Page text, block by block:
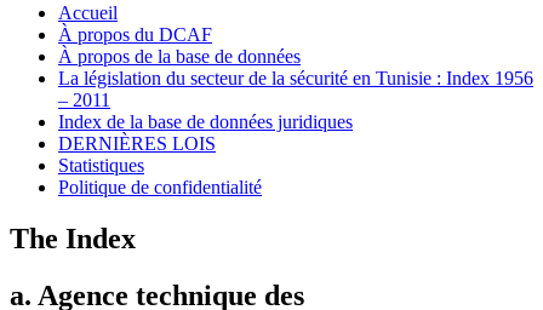
Accueil
À propos du DCAF
À propos de la base de données
La législation du secteur de la sécurité en Tunisie : Index 1956
– 2011
Index de la base de données juridiques
DERNIÈRES LOIS
Statistiques
Politique de confidentialité
The Index
a. Agence technique des